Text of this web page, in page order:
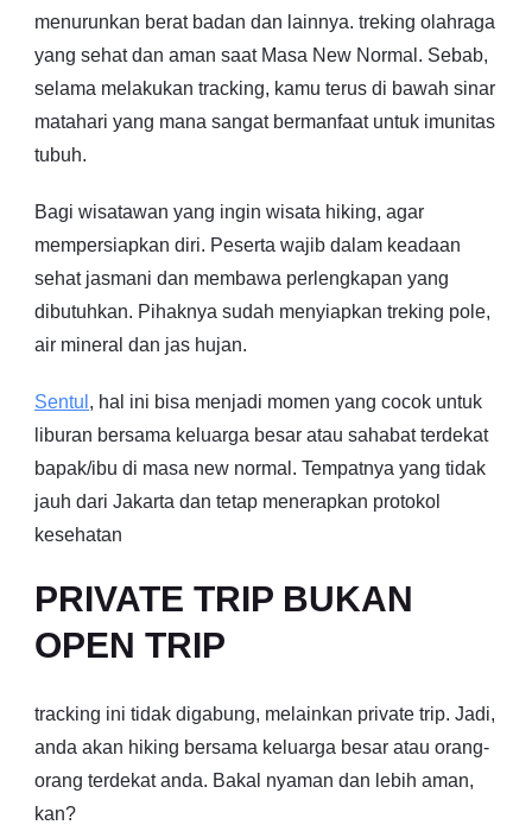
menurunkan berat badan dan lainnya. treking olahraga
yang sehat dan aman saat Masa New Normal. Sebab,
selama melakukan tracking, kamu terus di bawah sinar
matahari yang mana sangat bermanfaat untuk imunitas
tubuh.
Bagi wisatawan yang ingin wisata hiking, agar
mempersiapkan diri. Peserta wajib dalam keadaan
sehat jasmani dan membawa perlengkapan yang
dibutuhkan. Pihaknya sudah menyiapkan treking pole,
air mineral dan jas hujan.
Sentul , hal ini bisa menjadi momen yang cocok untuk
liburan bersama keluarga besar atau sahabat terdekat
bapak/ibu di masa new normal. Tempatnya yang tidak
jauh dari Jakarta dan tetap menerapkan protokol
kesehatan
PRIVATE TRIP BUKAN
OPEN TRIP
tracking ini tidak digabung, melainkan private trip. Jadi,
anda akan hiking bersama keluarga besar atau orang-
orang terdekat anda. Bakal nyaman dan lebih aman,
kan?